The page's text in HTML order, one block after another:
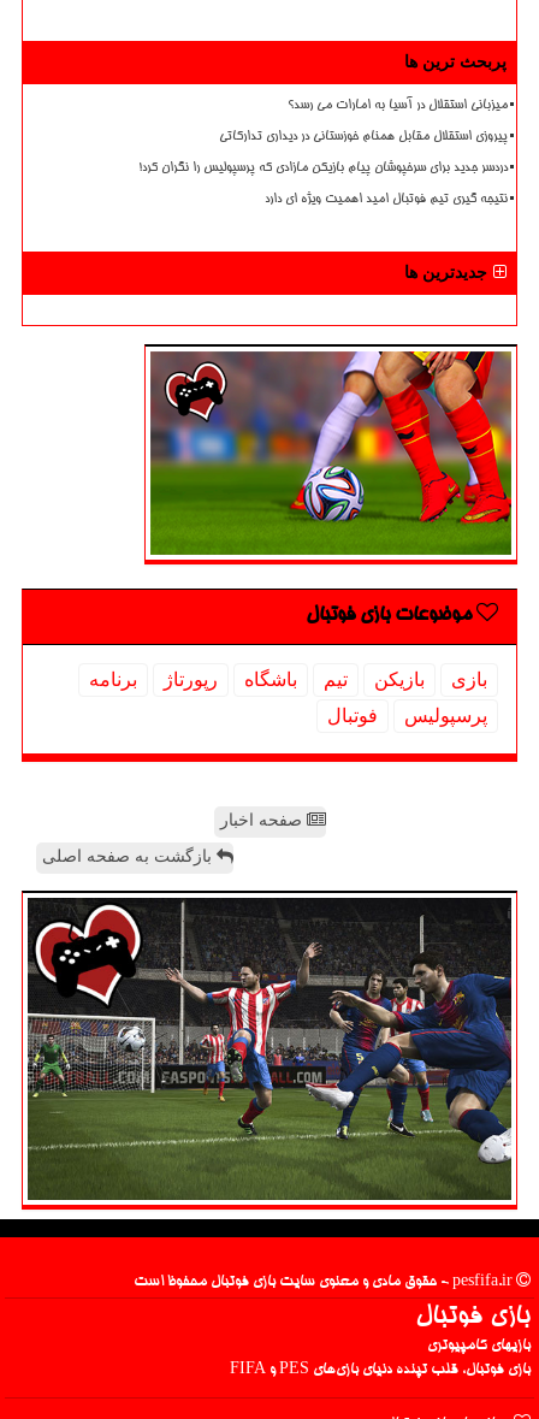
پربحث ترین ها
میزبانی استقلال در آسیا به امارات می رسد؟
پیروزی استقلال مقابل همنام خوزستانی در دیداری تدارکاتی
دردسر جدید برای سرخپوشان پیام بازیکن مازادی که پرسپولیس را نگران کرد!
نتیجه گیری تیم فوتبال امید اهمیت ویژه ای دارد
جدیدترین ها
موضوعات بازی فوتبال
بازی بازیكن تیم باشگاه رپورتاژ
برنامه
پرسپولیس
فوتبال
صفحه اخبار
بازگشت به صفحه اصلی
بازی فوتبال
بازیهای کامپیوتری
بازی فوتبال، قلب تپنده دنیای بازی‌های PES و FIFA